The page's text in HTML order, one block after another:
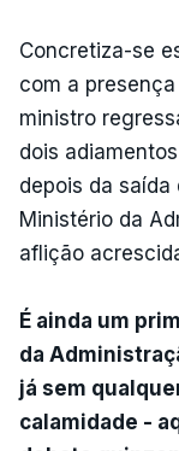
Concretiza-se
com a
ministro
dois
depois da saída
Ministério da
aflição
É ainda um
da
já sem
calamidade -